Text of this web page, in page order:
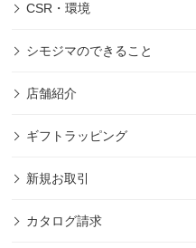
CSR・環境
シモジマのできること
店舗紹介
ギフトラッピング
新規お取引
カタログ請求